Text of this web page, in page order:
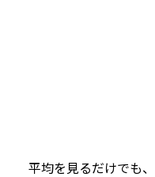
平均を見るだけでも